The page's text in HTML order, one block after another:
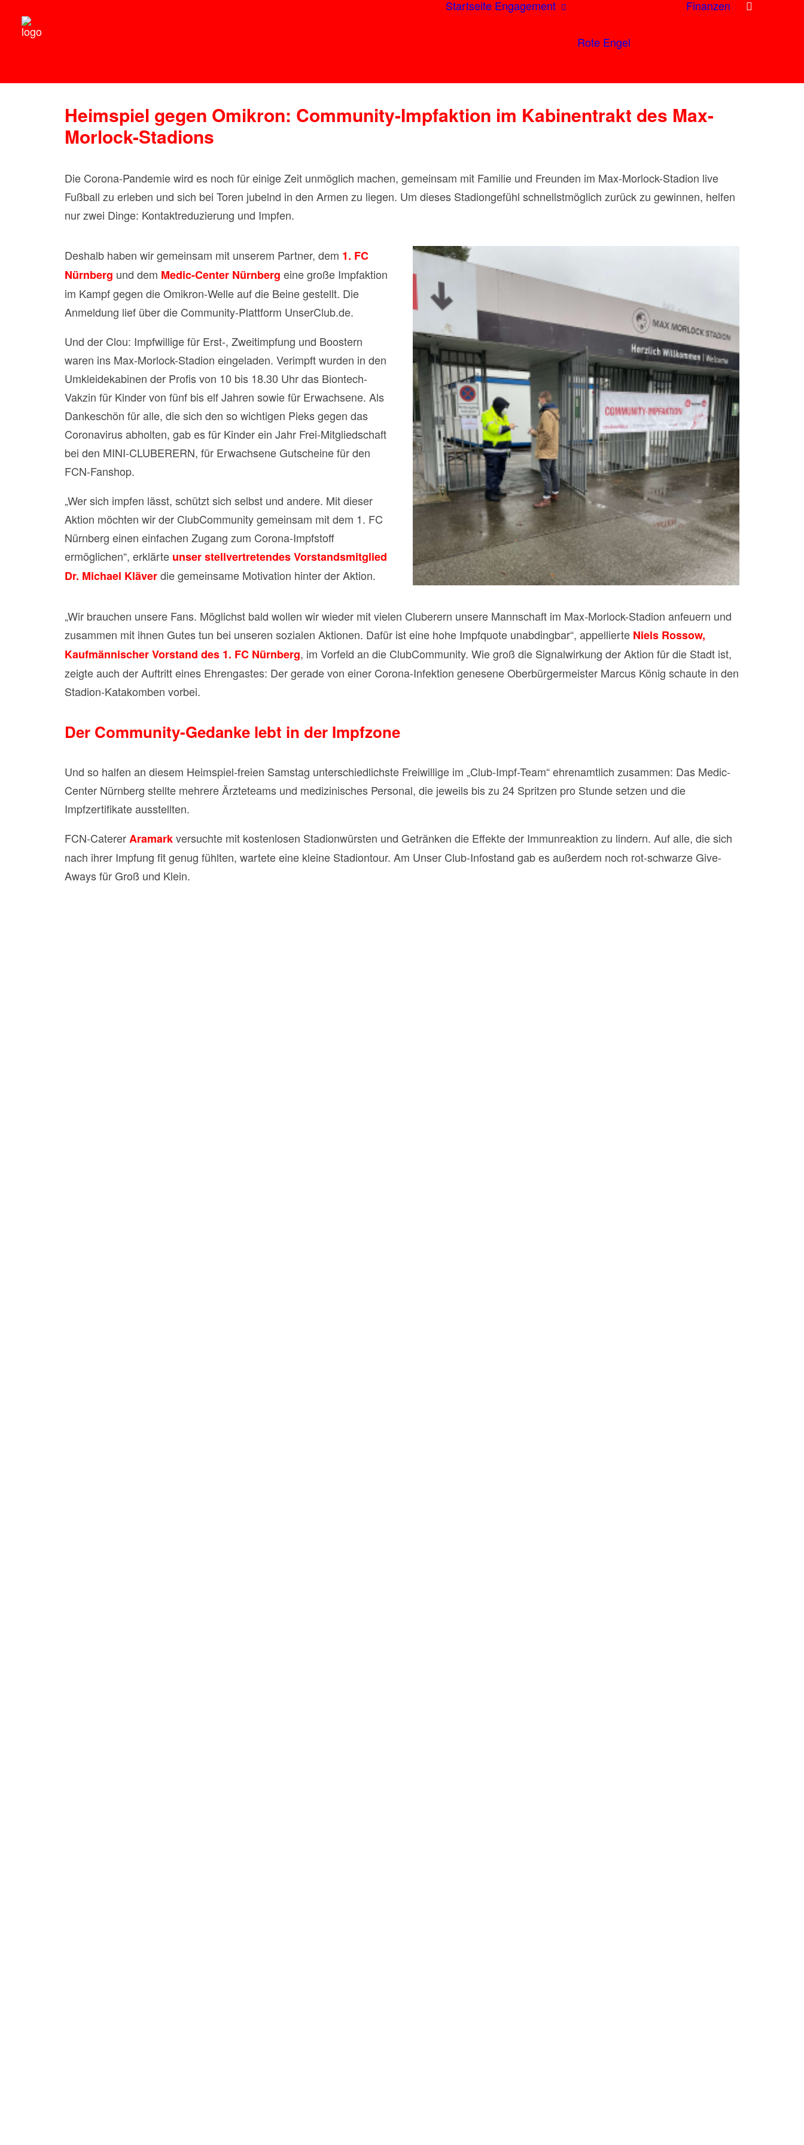
Startseite Engagement
Rote Engel
Finanzen
Heimspiel gegen Omikron: Community-Impfaktion im Kabinentrakt des Max-
Morlock-Stadions
Die Corona-Pandemie wird es noch für einige Zeit unmöglich machen, gemeinsam mit Familie und Freunden im Max-Morlock-Stadion live
Fußball zu erleben und sich bei Toren jubelnd in den Armen zu liegen. Um dieses Stadiongefühl schnellstmöglich zurück zu gewinnen, helfen
nur zwei Dinge: Kontaktreduzierung und Impfen.
Deshalb haben wir gemeinsam mit unserem Partner, dem 1. FC
Nürnberg und dem Medic-Center Nürnberg eine große Impfaktion
im Kampf gegen die Omikron-Welle auf die Beine gestellt. Die
Anmeldung lief über die Community-Plattform UnserClub.de.
Und der Clou: Impfwillige für Erst-, Zweitimpfung und Boostern
waren ins Max-Morlock-Stadion eingeladen. Verimpft wurden in den
Umkleidekabinen der Profis von 10 bis 18.30 Uhr das Biontech-
Vakzin für Kinder von fünf bis elf Jahren sowie für Erwachsene. Als
Dankeschön für alle, die sich den so wichtigen Pieks gegen das
Coronavirus abholten, gab es für Kinder ein Jahr Frei-Mitgliedschaft
bei den MINI-CLUBERERN, für Erwachsene Gutscheine für den
FCN-Fanshop.
„Wer sich impfen lässt, schützt sich selbst und andere. Mit dieser
Aktion möchten wir der ClubCommunity gemeinsam mit dem 1. FC
Nürnberg einen einfachen Zugang zum Corona-Impfstoff
ermöglichen“, erklärte unser stellvertretendes Vorstandsmitglied
Dr. Michael Kläverdie gemeinsame Motivation hinter der Aktion.
„Wir brauchen unsere Fans. Möglichst bald wollen wir wieder mit vielen Cluberern unsere Mannschaft im Max-Morlock-Stadion anfeuern und
zusammen mit ihnen Gutes tun bei unseren sozialen Aktionen. Dafür ist eine hohe Impfquote unabdingbar“, appellierte Niels Rossow,
Kaufmännischer Vorstand des 1. FC Nürnberg, im Vorfeld an die ClubCommunity. Wie groß die Signalwirkung der Aktion für die Stadt ist,
zeigte auch der Auftritt eines Ehrengastes: Der gerade von einer Corona-Infektion genesene Oberbürgermeister Marcus König schaute in den
Stadion-Katakomben vorbei.
Der Community-Gedanke lebt in der Impfzone
Und so halfen an diesem Heimspiel-freien Samstag unterschiedlichste Freiwillige im „Club-Impf-Team“ ehrenamtlich zusammen: Das Medic-
Center Nürnberg stellte mehrere Ärzteteams und medizinisches Personal, die jeweils bis zu 24 Spritzen pro Stunde setzen und die
Impfzertifikate ausstellten.
FCN-CatererAramarkversuchte mit kostenlosen Stadionwürsten und Getränken die Effekte der Immunreaktion zu lindern. Auf alle, die sich
nach ihrer Impfung fit genug fühlten, wartete eine kleine Stadiontour. Am Unser Club-Infostand gab es außerdem noch rot-schwarze Give-
Aways für Groß und Klein.